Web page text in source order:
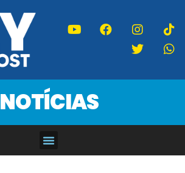
NOTÍCIAS